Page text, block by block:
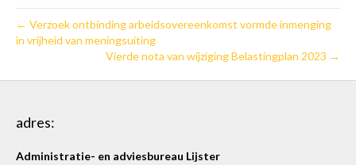
← Verzoek ontbinding arbeidsovereenkomst vormde inmenging
in vrijheid van meningsuiting
Vierde nota van wijziging Belastingplan 2023 →
adres:
Administratie- en adviesbureau Lijster